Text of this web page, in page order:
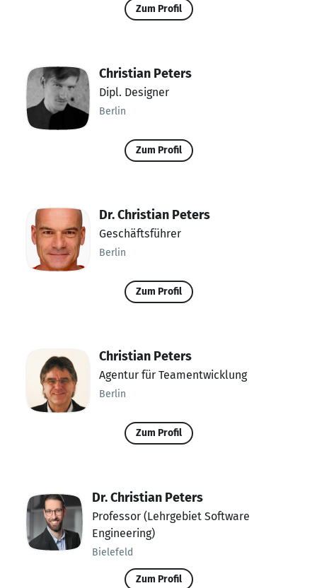
Zum Profil
Christian Peters
Dipl. Designer
Berlin
Zum Profil
Dr. Christian Peters
Geschäftsführer
Berlin
Zum Profil
Christian Peters
Agentur für Teamentwicklung
Berlin
Zum Profil
Dr. Christian Peters
Professor (Lehrgebiet Software
Engineering)
Bielefeld
Zum Profil